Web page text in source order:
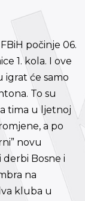
počinje 06.
1. kola. I ove
igrat će samo
To su
tima u ljetnoj
a po
novu
Bosne i
na
kluba u